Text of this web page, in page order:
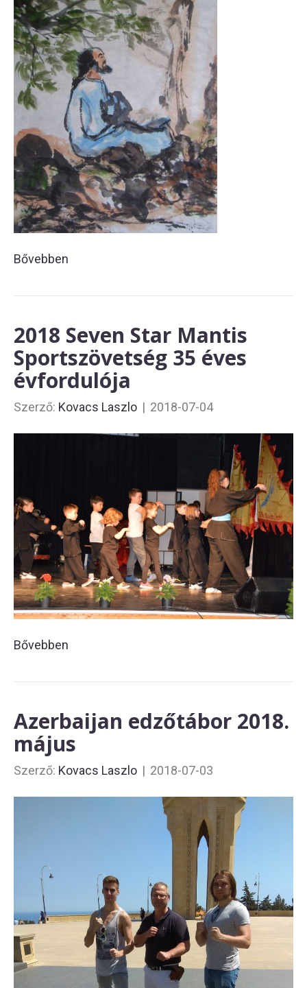
Bővebben
2018 Seven Star Mantis
Sportszövetség 35 éves
évfordulója
Szerző: Kovacs Laszlo | 2018-07-04
Bővebben
Azerbaijan edzőtábor 2018.
május
Szerző: Kovacs Laszlo | 2018-07-03